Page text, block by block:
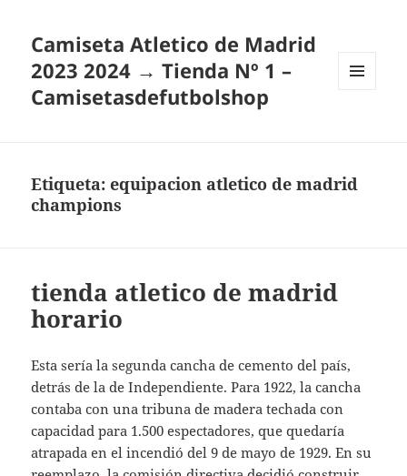
Camiseta Atletico de Madrid
2023 2024 → Tienda Nº 1 –
Camisetasdefutbolshop
Etiqueta:equipacion atletico de madrid
champions
tienda atletico de madrid
horario
Esta sería la segunda cancha de cemento del país,
detrás de la de Independiente. Para 1922, la cancha
contaba con una tribuna de madera techada con
capacidad para 1.500 espectadores, que quedaría
atrapada en el incendió del 9 de mayo de 1929. En su